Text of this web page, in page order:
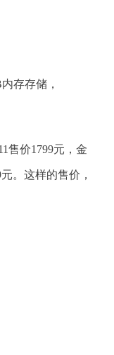
存存储，
售价1799元，金
。这样的售价，